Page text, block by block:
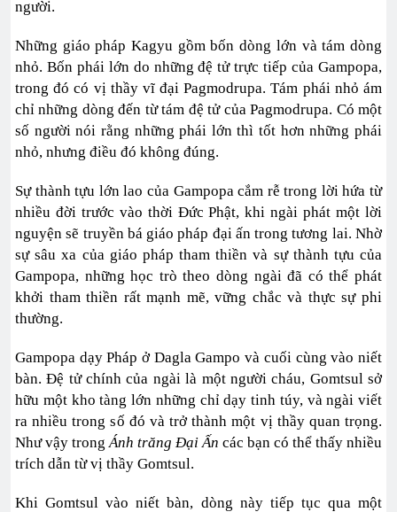
người.
Những giáo pháp Kagyu gồm bốn dòng lớn và tám dòng
nhỏ. Bốn phái lớn do những đệ tử trực tiếp của Gampopa,
trong đó có vị thầy vĩ đại Pagmodrupa. Tám phái nhỏ ám
chỉ những dòng đến từ tám đệ tử của Pagmodrupa. Có một
số người nói rằng những phái lớn thì tốt hơn những phái
nhỏ, nhưng điều đó không đúng.
Sự thành tựu lớn lao của Gampopa cắm rễ trong lời hứa từ
nhiều đời trước vào thời Đức Phật, khi ngài phát một lời
nguyện sẽ truyền bá giáo pháp đại ấn trong tương lai. Nhờ
sự sâu xa của giáo pháp tham thiền và sự thành tựu của
Gampopa, những học trò theo dòng ngài đã có thể phát
khởi tham thiền rất mạnh mẽ, vững chắc và thực sự phi
thường.
Gampopa dạy Pháp ở Dagla Gampo và cuối cùng vào niết
bàn. Đệ tử chính của ngài là một người cháu, Gomtsul sở
hữu một kho tàng lớn những chỉ dạy tinh túy, và ngài viết
ra nhiều trong số đó và trở thành một vị thầy quan trọng.
Như vậy trongÁnh trăng Đại Ấn các bạn có thể thấy nhiều
trích dẫn từ vị thầy Gomtsul.
Khi Gomtsul vào niết bàn, dòng này tiếp tục qua một